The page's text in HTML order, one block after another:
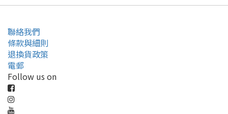
聯絡我們
條款與細則
退換貨政策
電郵
Follow us on